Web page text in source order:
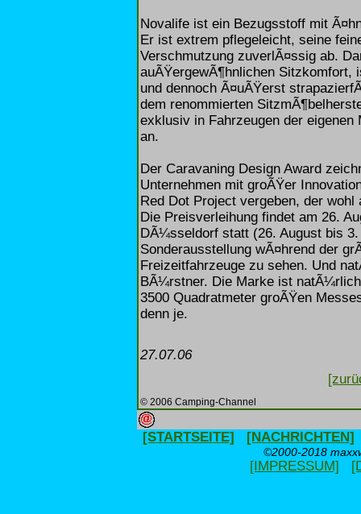
Novalife ist ein Bezugsstoff mit
Er ist extrem pflegeleicht, seine
Verschmutzung zuverlÃ¤ssig ab.
auÃŸergewÃ¶hnlichen
und dennoch Ã¤uÃŸerst
dem renommierten
exklusiv in Fahrzeugen der eigenen
an.
Der Caravaning Design Award
Unternehmen mit groÃŸer
Red Dot Project vergeben, der
Die Preisverleihung findet am 26.
DÃ¼sseldorf statt (26. August bis
Sonderausstellung wÃ¤hrend der
Freizeitfahrzeuge zu sehen. Und
BÃ¼rstner. Die Marke ist
3500 Quadratmeter groÃŸen
denn je.
27.07.06
© 2006 Camping-Channel
[STARTSEITE] [NACHRICHTEN]
©2000-2018
[IMPRESSUM]